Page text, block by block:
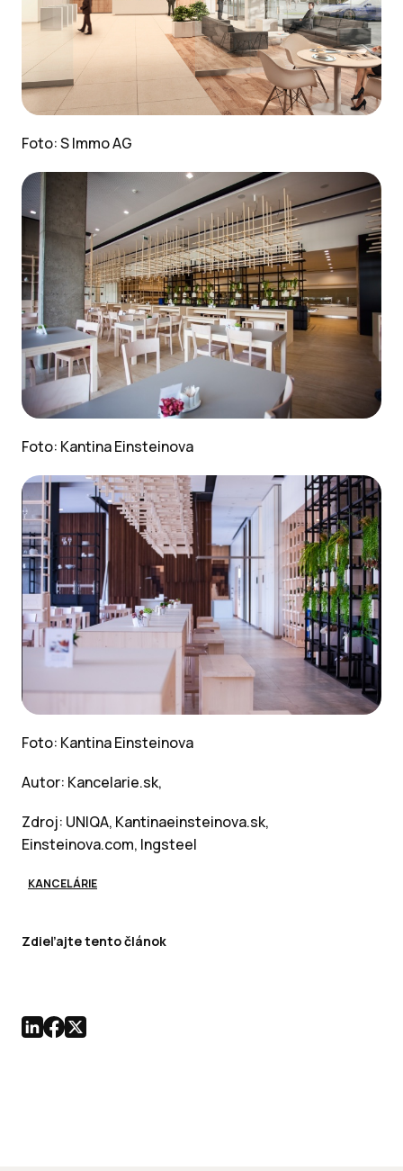
Foto: S Immo AG
Foto: Kantina Einsteinova
Foto: Kantina Einsteinova
Autor: Kancelarie.sk,
Zdroj: UNIQA, Kantinaeinsteinova.sk,
Einsteinova.com, Ingsteel
KANCELÁRIE
Zdieľajte tento článok